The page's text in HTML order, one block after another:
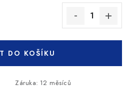
DO KOŠÍKU
Záruka: 12 měsíců